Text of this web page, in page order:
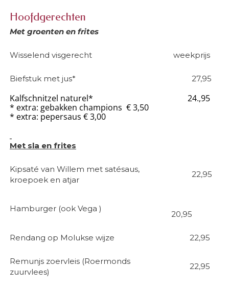
Hoofdgerechten
Met groenten en frites
Wisselend visgerecht weekprijs
Biefstuk met jus* 27,95
Kalfschnitzel naturel*
24.,95
* extra: gebakken champions € 3,50
* extra: pepersaus € 3,00
Met sla en frites
Kipsaté van Willem met satésaus,
kroepoek en atjar
22,95
Hamburger (ook Vega )
20,95
Rendang op Molukse wijze 22,95
Remunjs zoervleis (Roermonds
zuurvlees)
22,95